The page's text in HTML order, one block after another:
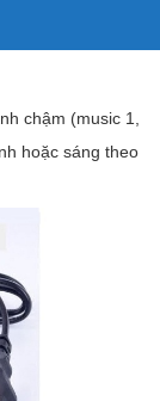
chậm (music 1,
hoặc sáng theo